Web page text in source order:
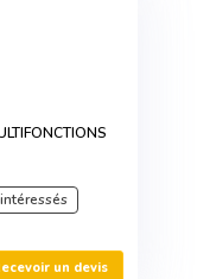
un devis